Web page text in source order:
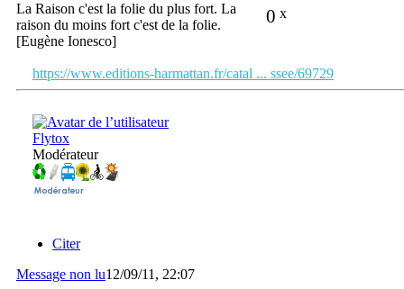
0 x
La Raison c'est la folie du plus fort. La
raison du moins fort c'est de la folie.
[Eugène Ionesco]
https://www.editions-harmattan.fr/catal ... ssee/69729
Flytox
Modérateur
Citer
Message non lu12/09/11, 22:07